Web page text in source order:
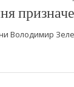
Володимир